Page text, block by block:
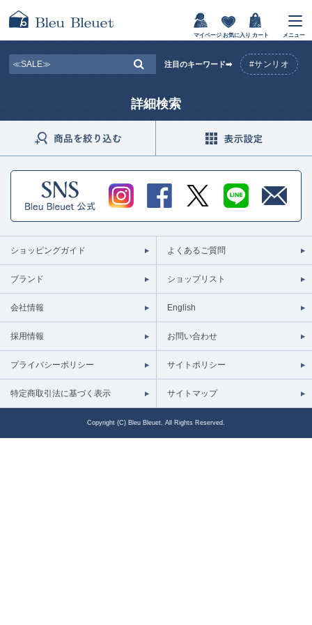
マイページ お気に入り カート メニュー
注目のキーワード➡ #サンリオ
詳細検索
ショッピングガイド よくあるご質問
ブランド ショップリスト
会社情報 English
採用情報 お問い合わせ
プライバシーポリシー サイトポリシー
特定商取引法に基づく表示 サイトマップ
Copyright (C) Bleu Bleuet. All Rights Reserved.